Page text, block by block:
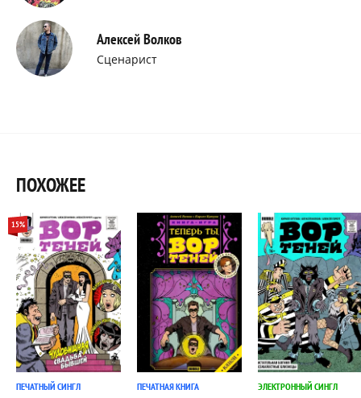
Алексей Волков
Сценарист
ПОХОЖЕЕ
15%
ПЕЧАТНЫЙ СИНГЛ ПЕЧАТНАЯ КНИГА ЭЛЕКТРОННЫЙ СИНГЛ